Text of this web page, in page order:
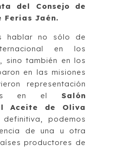
del Consejo de
Ferias Jaén.
hablar no sólo de
en los
sino también en los
en las misiones
representación
en el Salón
Aceite de Oliva
podemos
de una u otra
productores de